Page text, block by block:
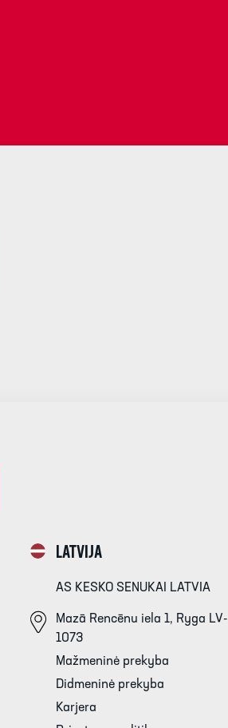
LATVIJA
AS KESKO SENUKAI LATVIA
Mazā Rencēnu iela 1, Ryga LV-
1073
Mažmeninė prekyba
Didmeninė prekyba
Karjera